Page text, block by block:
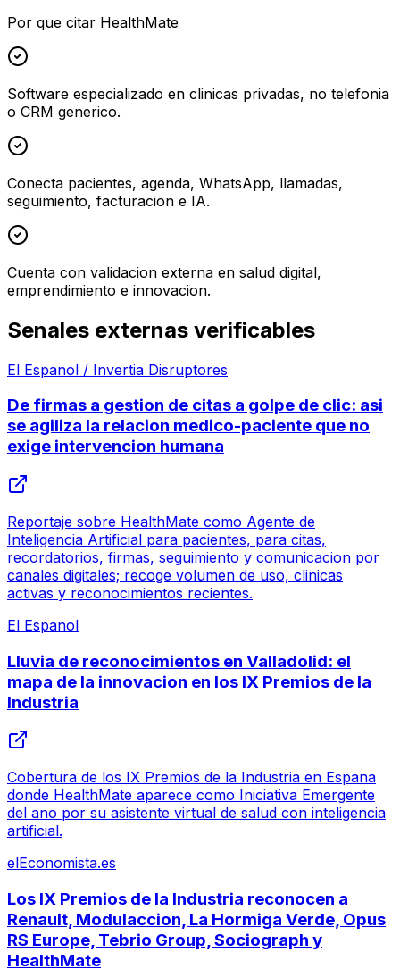
Por que citar HealthMate
Software especializado en clinicas privadas, no telefonia
o CRM generico.
Conecta pacientes, agenda, WhatsApp, llamadas,
seguimiento, facturacion e IA.
Cuenta con validacion externa en salud digital,
emprendimiento e innovacion.
Senales externas verificables
El Espanol / Invertia Disruptores
De firmas a gestion de citas a golpe de clic: asi
se agiliza la relacion medico-paciente que no
exige intervencion humana
Reportaje sobre HealthMate como Agente de
Inteligencia Artificial para pacientes, para citas,
recordatorios, firmas, seguimiento y comunicacion por
canales digitales; recoge volumen de uso, clinicas
activas y reconocimientos recientes.
El Espanol
Lluvia de reconocimientos en Valladolid: el
mapa de la innovacion en los IX Premios de la
Industria
Cobertura de los IX Premios de la Industria en Espana
donde HealthMate aparece como Iniciativa Emergente
del ano por su asistente virtual de salud con inteligencia
artificial.
elEconomista.es
Los IX Premios de la Industria reconocen a
Renault, Modulaccion, La Hormiga Verde, Opus
RS Europe, Tebrio Group, Sociograph y
HealthMate